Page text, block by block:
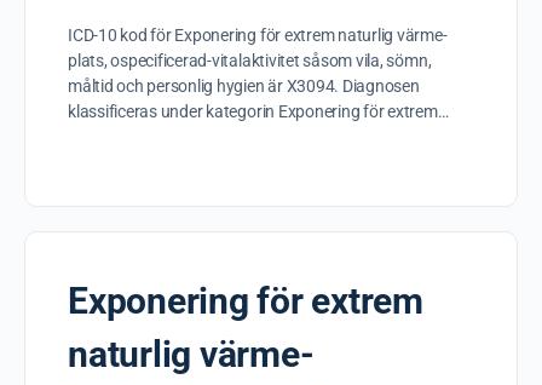
ICD-10 kod för Exponering för extrem naturlig värme-
plats, ospecificerad-vitalaktivitet såsom vila, sömn,
måltid och personlig hygien är X3094. Diagnosen
klassificeras under kategorin Exponering för extrem…
Exponering för extrem
naturlig värme-